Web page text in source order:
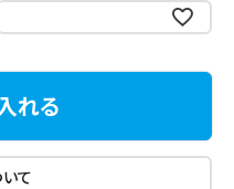
れる
て